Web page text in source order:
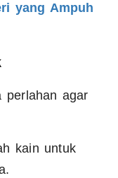
yang Ampuh
perlahan agar
kain untuk